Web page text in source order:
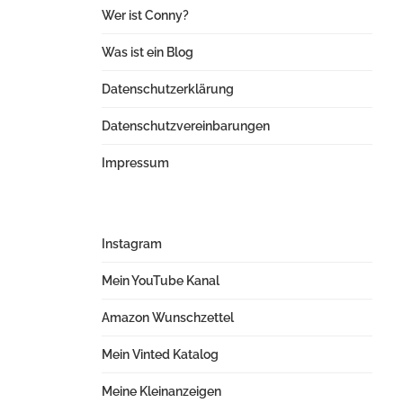
Wer ist Conny?
Was ist ein Blog
Datenschutzerklärung
Datenschutzvereinbarungen
Impressum
Instagram
Mein YouTube Kanal
Amazon Wunschzettel
Mein Vinted Katalog
Meine Kleinanzeigen